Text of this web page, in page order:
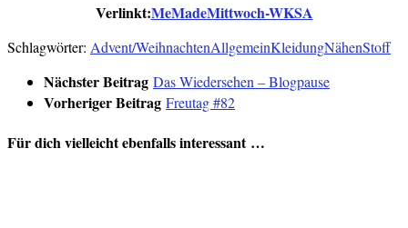
Verlinkt:MeMadeMittwoch-WKSA
Schlagwörter: Advent/WeihnachtenAllgemeinKleidungNähenStoff
Nächster Beitrag Das Wiedersehen – Blogpause
Vorheriger Beitrag Freutag #82
Für dich vielleicht ebenfalls interessant …